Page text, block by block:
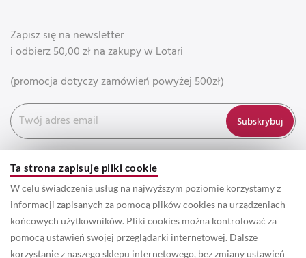
Ta strona zapisuje pliki cookie
W celu świadczenia usług na najwyższym poziomie korzystamy z
informacji zapisanych za pomocą plików cookies na urządzeniach
końcowych użytkowników. Pliki cookies można kontrolować za
pomocą ustawień swojej przeglądarki internetowej. Dalsze
korzystanie z naszego sklepu internetowego, bez zmiany ustawień
Zapisz się na newsletter
i odbierz 50,00 zł na zakupy w Lotari
(promocja dotyczy zamówień powyżej 500zł)
Subskrybuj